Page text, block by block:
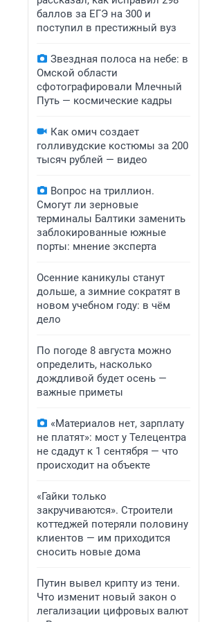
баллов за ЕГЭ на 300 и
поступил в престижный вуз
Звездная полоса на небе: в
Омской области
сфотографировали Млечный
Путь — космические кадры
Как омич создает
голливудские костюмы за 200
тысяч рублей — видео
Вопрос на триллион.
Смогут ли зерновые
терминалы Балтики заменить
заблокированные южные
порты: мнение эксперта
Осенние каникулы станут
дольше, а зимние сократят в
новом учебном году: в чём
дело
По погоде 8 августа можно
определить, насколько
дождливой будет осень —
важные приметы
«Материалов нет, зарплату
не платят»: мост у Телецентра
не сдадут к 1 сентября — что
происходит на объекте
«Гайки только
закручиваются». Строители
коттеджей потеряли половину
клиентов — им приходится
сносить новые дома
Путин вывел крипту из тени.
Что изменит новый закон о
легализации цифровых валют